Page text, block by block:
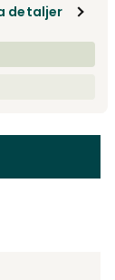
detaljer
Fra